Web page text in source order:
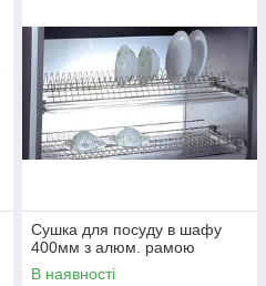
Сушка для посуду в шафу
400мм з алюм. рамою
В наявності